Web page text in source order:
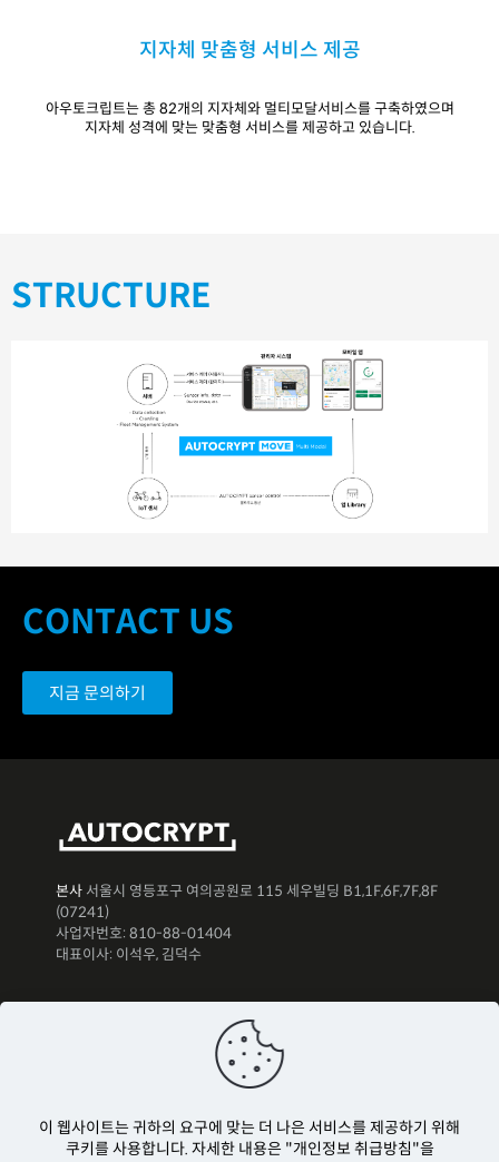
지자체 맞춤형 서비스 제공
아우토크립트는 총 82개의 지자체와 멀티모달서비스를 구축하였으며
지자체 성격에 맞는 맞춤형 서비스를 제공하고 있습니다.
STRUCTURE
CONTACT US
지금 문의하기
이 웹사이트는 귀하의 요구에 맞는 더 나은 서비스를 제공하기 위해
쿠키를 사용합니다. 자세한 내용은 "개인정보 취급방침"을
본사 서울시 영등포구 여의공원로 115 세우빌딩 B1,1F,6F,7F,8F
(07241)
사업자번호: 810-88-01404
대표이사: 이석우, 김덕수